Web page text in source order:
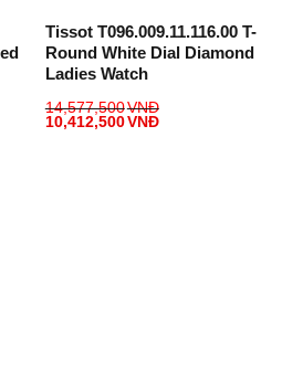
Tissot T096.009.11.116.00 T-
Round White Dial Diamond
Ladies Watch
14,577,500VNĐ
10,412,500VNĐ